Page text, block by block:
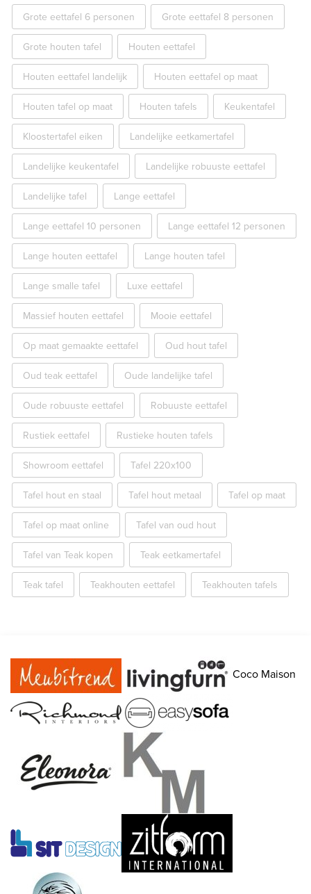
Grote eettafel 6 personen Grote eettafel 8 personen
Grote houten tafel Houten eettafel
Houten eettafel landelijk Houten eettafel op maat
Houten tafel op maat Houten tafels Keukentafel
Kloostertafel eiken Landelijke eetkamertafel
Landelijke keukentafel Landelijke robuuste eettafel
Landelijke tafel Lange eettafel
Lange eettafel 10 personen Lange eettafel 12 personen
Lange houten eettafel Lange houten tafel
Lange smalle tafel Luxe eettafel
Massief houten eettafel Mooie eettafel
Op maat gemaakte eettafel Oud hout tafel
Oud teak eettafel Oude landelijke tafel
Oude robuuste eettafel Robuuste eettafel
Rustiek eettafel Rustieke houten tafels
Showroom eettafel Tafel 220x100
Tafel hout en staal Tafel hout metaal Tafel op maat
Tafel op maat online Tafel van oud hout
Tafel van Teak kopen Teak eetkamertafel
Teak tafel Teakhouten eettafel Teakhouten tafels
Coco Maison